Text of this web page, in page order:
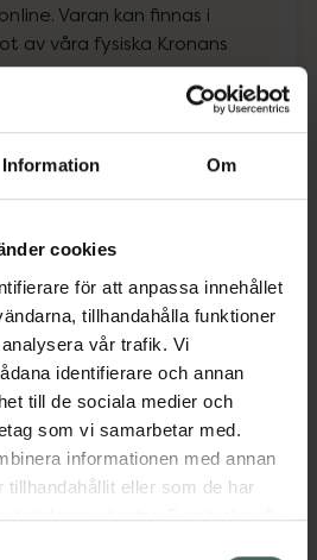
Information Om
cookies
för att anpassa innehållet
tillhandahålla funktioner
vår trafik. Vi
identifierare och annan
till de sociala medier och
som vi samarbetar med.
informationen med annan
tillhandahållit eller som de har
deras tjänster. Samtycke till
Varan kan finnas i
av våra fysiska Kronans
på apotek
finns i lager online
villkoren
Spara
Dölj